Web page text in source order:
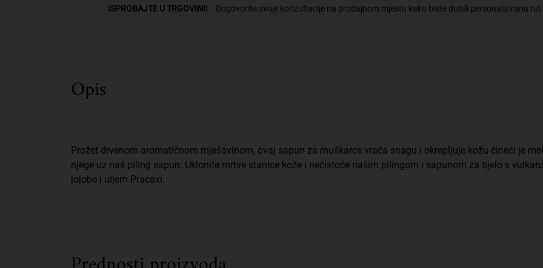
ISPROBAJTE U TRGOVINI! Dogovorite svoje konzultacije na prodajnom mjestu kako biste dobili personaliziranu
Opis
Prožet drvenom aromatičnom mješavinom, ovaj sapun za muškarce vraća snagu i okrepljuje kožu čineći je
njege uz naš piling sapun. Uklonite mrtve stanice kože i nečistoće našim pilingom i sapunom za tijelo s
jojobe i uljem Pracaxi.